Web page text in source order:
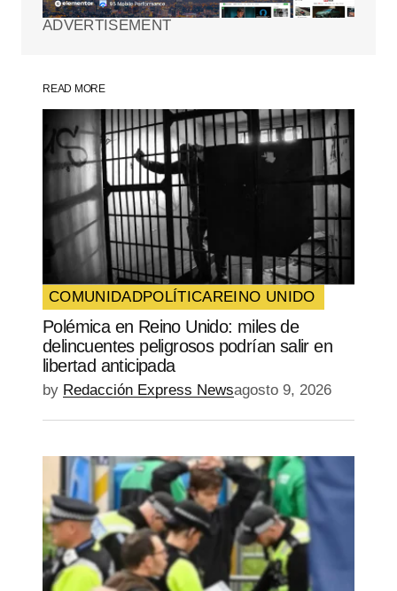
Your Name
Your E-mail*
Guarda mi nombre, correo electrónico y
web en este navegador para la próxima
vez que comente.
SUBMIT COMMENT
ADVERTISEMENT
READ MORE
COMUNIDADPOLÍTICAREINO UNIDO
Polémica en Reino Unido: miles de
delincuentes peligrosos podrían salir en
libertad anticipada
by Redacción Express Newsagosto 9, 2026